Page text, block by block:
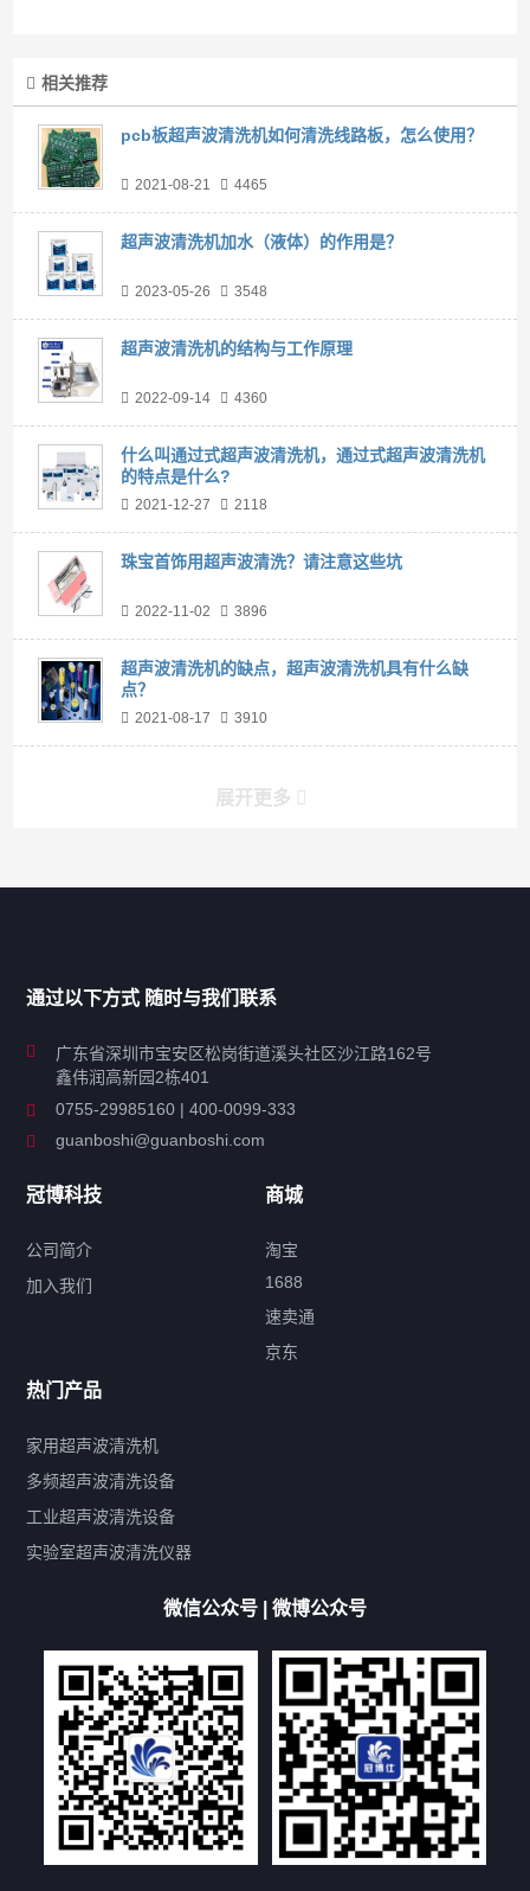
相关推荐
pcb板超声波清洗机如何清洗线路板，怎么使用？
2021-08-21 4465
超声波清洗机加水（液体）的作用是？
2023-05-26 3548
超声波清洗机的结构与工作原理
2022-09-14 4360
什么叫通过式超声波清洗机，通过式超声波清洗机
的特点是什么?
2021-12-27 2118
珠宝首饰用超声波清洗？请注意这些坑
2022-11-02 3896
超声波清洗机的缺点，超声波清洗机具有什么缺
点？
2021-08-17 3910
展开更多
工业超声波清洗设备
特种超声波洗净产品
超声波配件
产品标签
鼓泡 升降 抛动
带加热
功率可调
双波脱气
机械旋钮系列
厨具清洗机
超声波振板
高尔夫球杆清洗机
大型单槽带过滤系列
全自动/半自动系列
客户定制非标机参考
双槽三槽四槽五槽多槽系列
轮胎清洗机
多频 扫频
文章标签
超声波清洗机定制
超声波清洗机除油污
超声波清洗机除锈
超声波清洗机洗眼镜
通过以下方式 随时与我们联系
广东省深圳市宝安区松岗街道溪头社区沙江路162号
鑫伟润高新园2栋401
0755-29985160 | 400-0099-333
guanboshi@guanboshi.com
冠博科技
公司简介
加入我们
商城
淘宝
1688
速卖通
京东
热门产品
家用超声波清洗机
多频超声波清洗设备
工业超声波清洗设备
实验室超声波清洗仪器
微信公众号 | 微博公众号